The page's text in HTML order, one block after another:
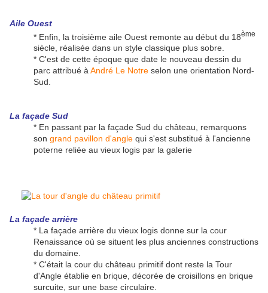
Aile Ouest
* Enfin, la troisième aile Ouest remonte au début du 18ème
siècle, réalisée dans un style classique plus sobre.
* C'est de cette époque que date le nouveau dessin du
parc attribué à André Le Notre selon une orientation Nord-
Sud.
La façade Sud
* En passant par la façade Sud du château, remarquons
son grand pavillon d'angle qui s'est substitué à l'ancienne
poterne reliée au vieux logis par la galerie
La façade arrière
* La façade arrière du vieux logis donne sur la cour
Renaissance où se situent les plus anciennes constructions
du domaine.
* C'était la cour du château primitif dont reste la Tour
d'Angle établie en brique, décorée de croisillons en brique
surcuite, sur une base circulaire.